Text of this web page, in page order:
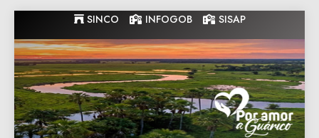
to
content
SINCO INFOGOB SISAP
Gobernacion
de Guarico
Gobernacion de Guarico